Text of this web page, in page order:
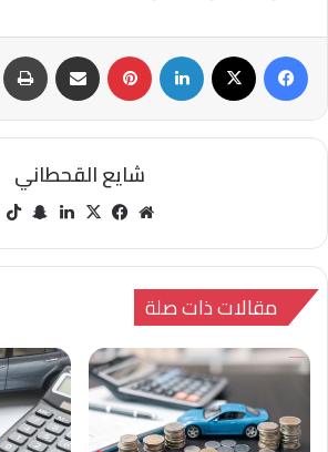
فيسبوك ‫X لينكدإن بينتيريست مشاركة عبر البريد طباعة
شايع القحطاني
مو
الوي
في
وك
‫X لينك سنا
تشا
مقالات ذات صلة